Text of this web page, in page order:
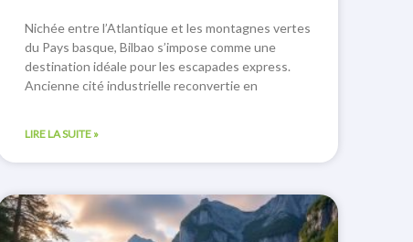
Nichée entre l’Atlantique et les montagnes vertes
du Pays basque, Bilbao s’impose comme une
destination idéale pour les escapades express.
Ancienne cité industrielle reconvertie en
LIRE LA SUITE »